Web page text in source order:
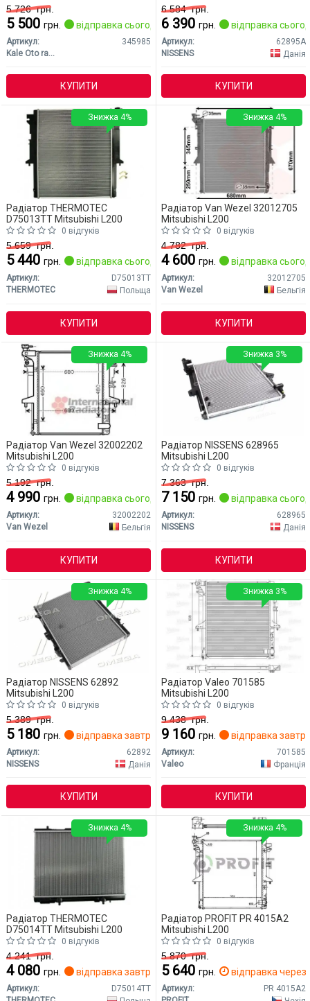
5 726грн.
5 500 грн. відправка сьогодні
Артикул:
345985
Kale Oto radyator
КУПИТИ
6 584грн.
6 390 грн. відправка
Артикул:
62895A
NISSENS
Данія
КУПИТИ
Радіатор THERMOTEC
D75013TT Mitsubishi L200
0 відгуків
5 659грн.
5 440 грн. відправка сьогодні
Артикул:
D75013TT
THERMOTEC
Польща
КУПИТИ
Знижка 4%
Радіатор Van Wezel 32012705
Mitsubishi L200
0 відгуків
4 782грн.
4 600 грн. відправка
Артикул:
32012705
Van Wezel
Бельгія
КУПИТИ
Знижка 4%
Радіатор Van Wezel 32002202
Mitsubishi L200
0 відгуків
5 192грн.
4 990 грн. відправка сьогодні
Артикул:
32002202
Van Wezel
Бельгія
КУПИТИ
Знижка 4%
Радіатор NISSENS 628965
Mitsubishi L200
0 відгуків
7 363грн.
7 150 грн. відправка
Артикул:
628965
NISSENS
Данія
КУПИТИ
Знижка 3%
Радіатор NISSENS 62892
Mitsubishi L200
0 відгуків
5 389грн.
5 180 грн. відправка завтра
Артикул:
62892
NISSENS
Данія
КУПИТИ
Знижка 4%
Радіатор Valeo 701585
Mitsubishi L200
0 відгуків
9 438грн.
9 160 грн. відправка
Артикул:
701585
Valeo
Франція
КУПИТИ
Знижка 3%
Радіатор THERMOTEC
D75014TT Mitsubishi L200
0 відгуків
4 241грн.
4 080 грн. відправка завтра
Артикул:
D75014TT
Знижка 4%
Радіатор PROFIT PR 4015A2
Mitsubishi L200
0 відгуків
5 870грн.
5 640 грн. відправка через
Артикул:
PR 4015A2
Знижка 4%